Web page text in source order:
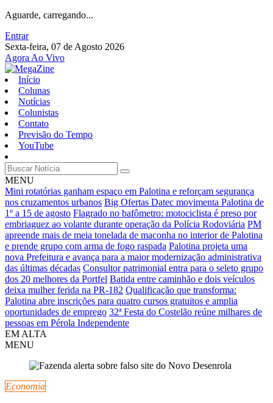
Aguarde, carregando...
Entrar
Sexta-feira, 07 de Agosto 2026
Agora Ao Vivo
Início
Colunas
Notícias
Colunistas
Contato
Previsão do Tempo
YouTube
MENU
Mini rotatórias ganham espaço em Palotina e reforçam segurança
nos cruzamentos urbanos Big Ofertas Datec movimenta Palotina de
1º a 15 de agosto Flagrado no bafômetro: motociclista é preso por
embriaguez ao volante durante operação da Polícia Rodoviária PM
apreende mais de meia tonelada de maconha no interior de Palotina
e prende grupo com arma de fogo raspada Palotina projeta uma
nova Prefeitura e avança para a maior modernização administrativa
das últimas décadas Consultor patrimonial entra para o seleto grupo
dos 20 melhores da Portfel Batida entre caminhão e dois veículos
deixa mulher ferida na PR-182 Qualificação que transforma:
Palotina abre inscrições para quatro cursos gratuitos e amplia
oportunidades de emprego 32ª Festa do Costelão reúne milhares de
pessoas em Pérola Independente
EM ALTA
MENU
Economia